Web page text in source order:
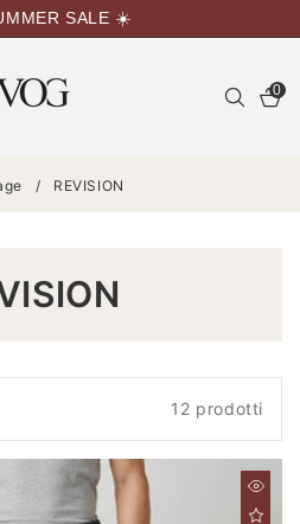
SALE ☀️
0
/ REVISION
12 prodotti